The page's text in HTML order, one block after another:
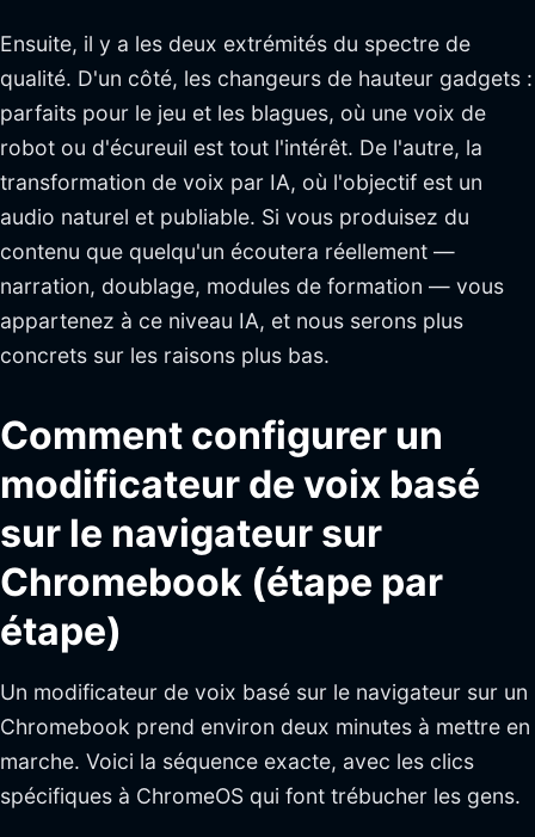
Ensuite, il y a les deux extrémités du spectre de
qualité. D'un côté, les changeurs de hauteur gadgets :
parfaits pour le jeu et les blagues, où une voix de
robot ou d'écureuil est tout l'intérêt. De l'autre, la
transformation de voix par IA, où l'objectif est un
audio naturel et publiable. Si vous produisez du
contenu que quelqu'un écoutera réellement —
narration, doublage, modules de formation — vous
appartenez à ce niveau IA, et nous serons plus
concrets sur les raisons plus bas.
Comment configurer un
modificateur de voix basé
sur le navigateur sur
Chromebook (étape par
étape)
Un modificateur de voix basé sur le navigateur sur un
Chromebook prend environ deux minutes à mettre en
marche. Voici la séquence exacte, avec les clics
spécifiques à ChromeOS qui font trébucher les gens.